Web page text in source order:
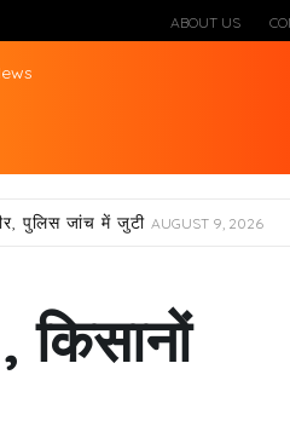
ABOUT US
पुलिस जांच में जुटी AUGUST 9, 2026
किसानों